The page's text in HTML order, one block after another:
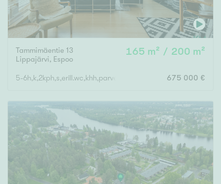
Tammimäentie 13
Lippajärvi, Espoo
165 m² / 200 m²
5-6h,k,2kph,s,erill.wc,khh,parveke,terassi+varasto 35m2
675 000 €